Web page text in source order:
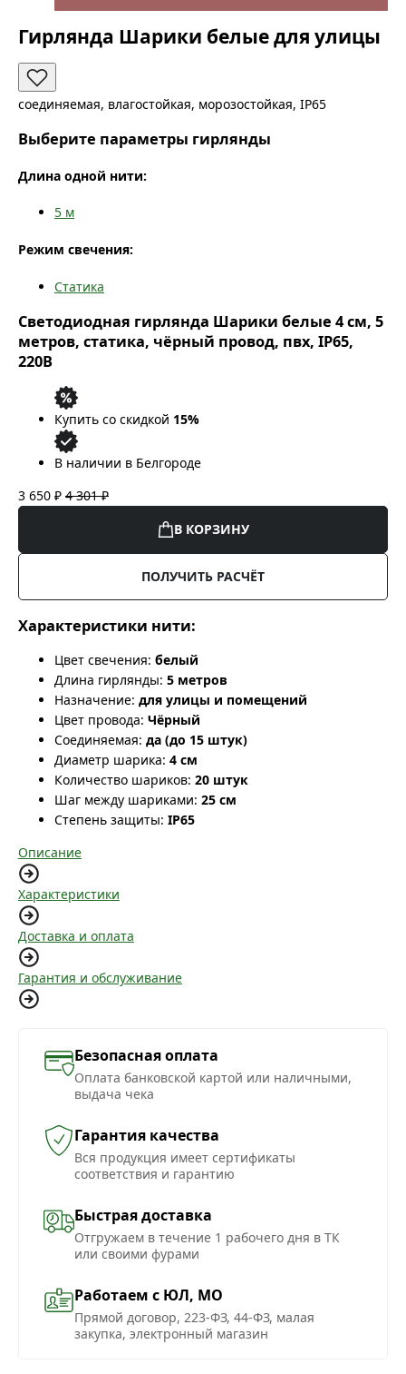
Гирлянда Шарики белые для улицы
соединяемая, влагостойкая, морозостойкая, IP65
Выберите параметры гирлянды
Длина одной нити:
5 м
Режим свечения:
Статика
Светодиодная гирлянда Шарики белые 4 см, 5
метров, статика, чёрный провод, пвх, IP65,
220В
Купить со скидкой 15%
В наличии в Белгороде
3 650 ₽ 4 301 ₽
В КОРЗИНУ
ПОЛУЧИТЬ РАСЧЁТ
Характеристики нити:
Цвет свечения: белый
Длина гирлянды: 5 метров
Назначение: для улицы и помещений
Цвет провода: Чёрный
Соединяемая: да (до 15 штук)
Диаметр шарика: 4 см
Количество шариков: 20 штук
Шаг между шариками: 25 см
Степень защиты: IP65
Описание
Характеристики
Доставка и оплата
Гарантия и обслуживание
Безопасная оплата
Оплата банковской картой или наличными,
выдача чека
Гарантия качества
Вся продукция имеет сертификаты
соответствия и гарантию
Быстрая доставка
Отгружаем в течение 1 рабочего дня в ТК
или своими фурами
Работаем с ЮЛ, МО
Прямой договор, 223-ФЗ, 44-ФЗ, малая
закупка, электронный магазин